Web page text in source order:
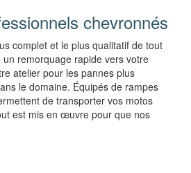
chevronnés
complet et le plus qualitatif de tout
remorquage rapide vers votre
atelier pour les pannes plus
le domaine. Équipés de rampes
de transporter vos motos
est mis en œuvre pour que nos